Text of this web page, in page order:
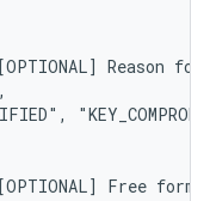
Reason for
Free form